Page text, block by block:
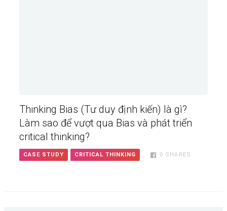
Thinking Bias (Tư duy định kiến) là gì?
Làm sao để vượt qua Bias và phát triển
critical thinking?
CASE STUDY CRITICAL THINKING 0 SHARES